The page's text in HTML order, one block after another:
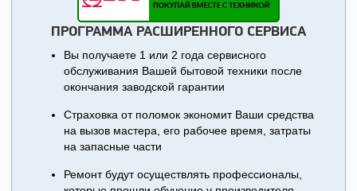
ПРОГРАММА РАСШИРЕННОГО СЕРВИСА
Вы получаете 1 или 2 года сервисного
обслуживания Вашей бытовой техники после
окончания заводской гарантии
Страховка от поломок экономит Ваши средства
на вызов мастера, его рабочее время, затраты
на запасные части
Ремонт будут осуществлять профессионалы,